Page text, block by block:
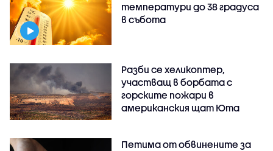
температури до 38 градуса
в събота
Разби се хеликоптер,
участващ в борбата с
горските пожари в
американския щат Юта
Петима от обвинените за